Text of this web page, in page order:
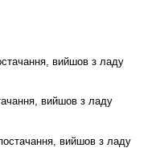
вийшов з ладу
вийшов з ладу
вийшов з ладу